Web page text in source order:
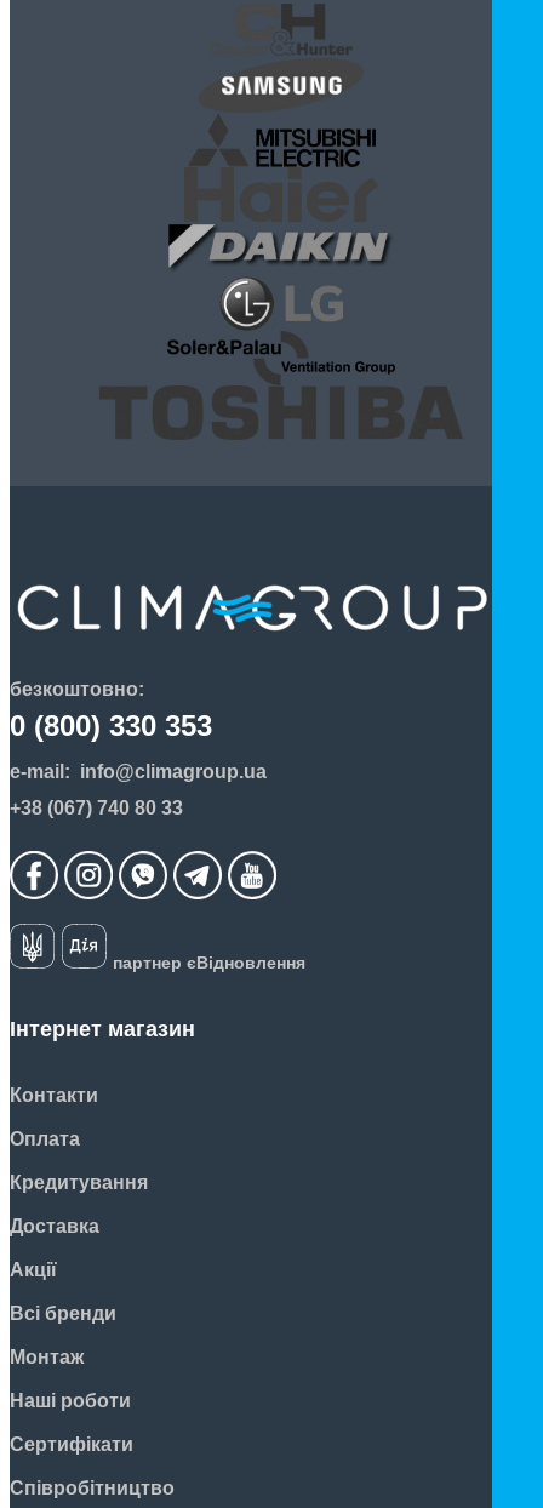
безкоштовно:
0 (800) 330 353
e-mail: info@climagroup.ua
+38 (067) 740 80 33
партнер єВідновлення
Інтернет магазин
Контакти
Оплата
Кредитування
Доставка
Акції
Всі бренди
Монтаж
Наші роботи
Сертифікати
Співробітництво